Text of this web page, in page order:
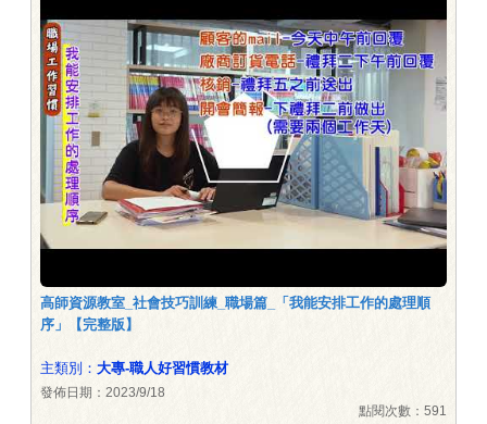
高師資源教室_社會技巧訓練_職場篇_「我能安排工作的處理順
序」【完整版】
主類別： 大專-職人好習慣教材
發佈日期：2023/9/18
點閱次數：591